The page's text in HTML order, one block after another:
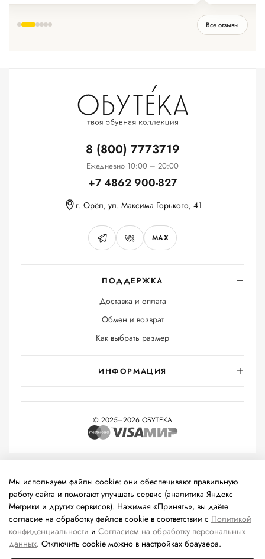
Все отзывы
ПОДДЕРЖКА
Доставка и оплата
Обмен и возврат
Как выбрать размер
ИНФОРМАЦИЯ
8 (800) 7773719
Ежедневно 10:00 – 20:00
+7 4862 900-827
г. Орёл, ул. Максима Горького, 41
MAX
© 2025–2026 ОБУТЕКА
технологии
(информационные технологии предоставления
информации на основе сбора, систематизации и анализа
сведений, относящихся к предпочтениям пользователей сети
«Интернет», находящихся на территории Российской
Федерации).
Мы используем файлы cookie: они обеспечивают правильную
работу сайта и помогают улучшать сервис (аналитика Яндекс
Метрики и других сервисов). Нажимая «Принять», вы даёте
согласие на обработку файлов cookie в соответствии с Политикой
конфиденциальности и Согласием на обработку персональных
данных. Отключить cookie можно в настройках браузера.